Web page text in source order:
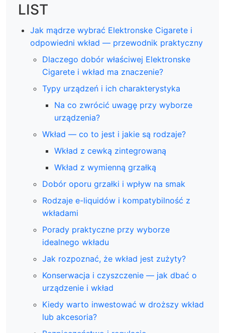
LIST
Jak mądrze wybrać Elektronske Cigarete i
odpowiedni wkład — przewodnik praktyczny
Dlaczego dobór właściwej Elektronske
Cigarete i wkład ma znaczenie?
Typy urządzeń i ich charakterystyka
Na co zwrócić uwagę przy wyborze
urządzenia?
Wkład — co to jest i jakie są rodzaje?
Wkład z cewką zintegrowaną
Wkład z wymienną grzałką
Dobór oporu grzałki i wpływ na smak
Rodzaje e-liquidów i kompatybilność z
wkładami
Porady praktyczne przy wyborze
idealnego wkładu
Jak rozpoznać, że wkład jest zużyty?
Konserwacja i czyszczenie — jak dbać o
urządzenie i wkład
Kiedy warto inwestować w droższy wkład
lub akcesoria?